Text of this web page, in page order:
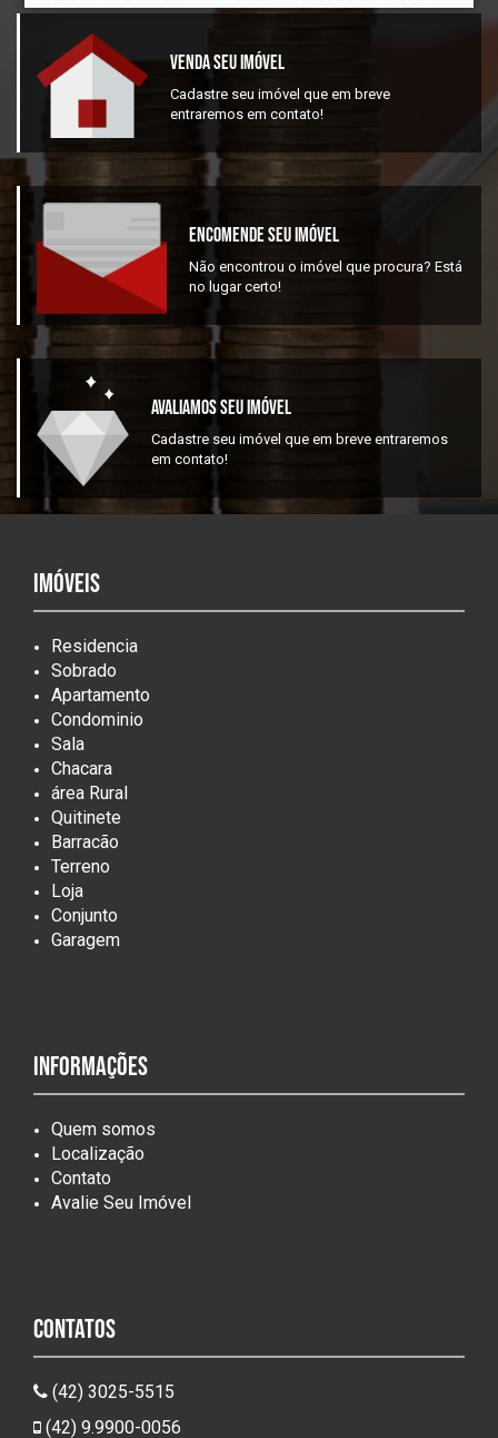
Venda Seu Imóvel
Cadastre seu imóvel que em breve
entraremos em contato!
Encomende Seu Imóvel
Não encontrou o imóvel que procura? Está
no lugar certo!
Avaliamos Seu Imóvel
Cadastre seu imóvel que em breve entraremos
em contato!
Imóveis
Residencia
Sobrado
Apartamento
Condominio
Sala
Chacara
área Rural
Quitinete
Barracão
Terreno
Loja
Conjunto
Garagem
Informações
Quem somos
Localização
Contato
Avalie Seu Imóvel
Contatos
(42) 3025-5515
(42) 9.9900-0056